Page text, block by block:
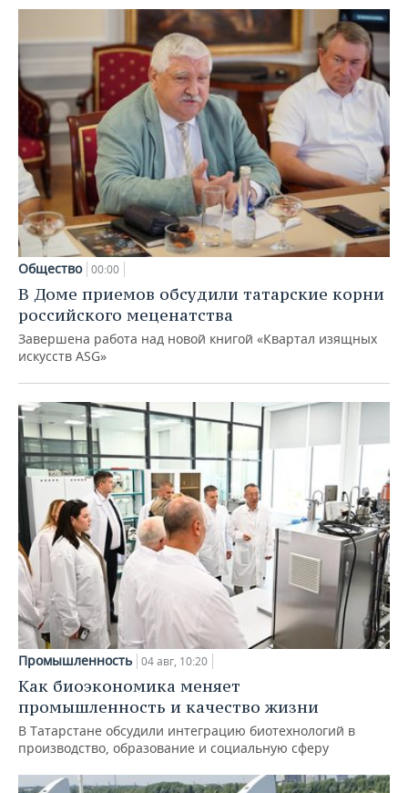
Общество 00:00
В Доме приемов обсудили татарские корни
российского меценатства
Завершена работа над новой книгой «Квартал изящных
искусств ASG»
Промышленность 04 авг, 10:20
Как биоэкономика меняет
промышленность и качество жизни
В Татарстане обсудили интеграцию биотехнологий в
производство, образование и социальную сферу